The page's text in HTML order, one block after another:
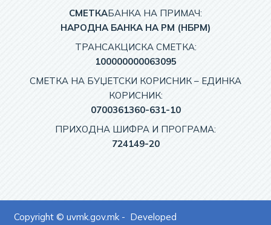
СМЕТКАБАНКА НА ПРИМАЧ:
НАРОДНА БАНКА НА РМ (НБРМ)
ТРАНСАКЦИСКА СМЕТКА:
100000000063095
СМЕТКА НА БУЏЕТСКИ КОРИСНИК – EДИНКА
КОРИСНИК:
0700361360-631-10
ПРИХОДНА ШИФРА И ПРОГРАМА:
724149-20
Copyright © uvmk.gov.mk - Developed